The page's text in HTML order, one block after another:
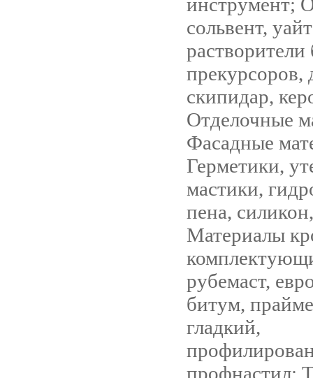
сольвент,
растворители
прекурсоров,
скипидар,
Отделочные
Фасадные
Герметики,
мастики,
пена,
Материалы
рубемаст,
битум,
гладкий,
профнастил;